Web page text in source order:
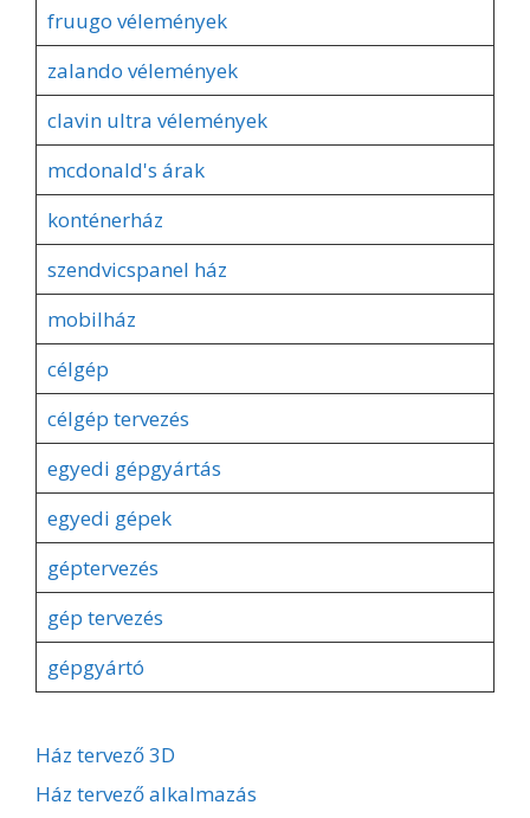
fruugo vélemények
zalando vélemények
clavin ultra vélemények
mcdonald's árak
konténerház
szendvicspanel ház
mobilház
célgép
célgép tervezés
egyedi gépgyártás
egyedi gépek
géptervezés
gép tervezés
gépgyártó
Ház tervező 3D
Ház tervező alkalmazás